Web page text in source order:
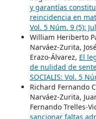
y garantías
reincidencia en
Vol. 5 Núm. 9 (5):
William Heriberto
Narváez-Zurita,
Erazo-Álvarez, El
de nulidad de
SOCIALIS: Vol. 5
Richard Fernando
Narváez-Zurita,
Fernando Trelles-
sancionar faltas